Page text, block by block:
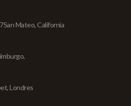
Mateo, California
Londres